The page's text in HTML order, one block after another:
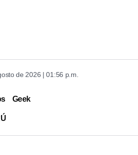
de 2026 | 01:56 p.m.
Geek